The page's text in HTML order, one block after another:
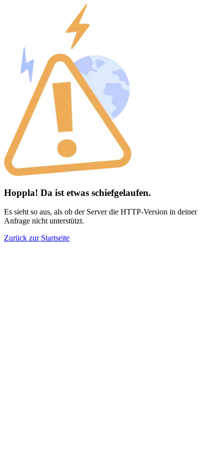
Hoppla! Da ist etwas schiefgelaufen.
Es sieht so aus, als ob der Server die HTTP-Version in deiner
Anfrage nicht unterstützt.
Zurück zur Startseite